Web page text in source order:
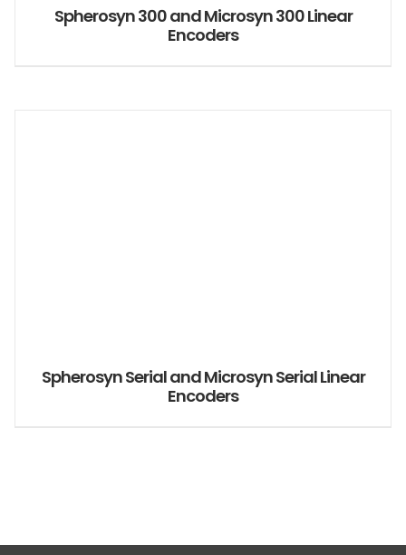
Spherosyn 300 and Microsyn 300 Linear
Encoders
Spherosyn Serial and Microsyn Serial Linear
Encoders